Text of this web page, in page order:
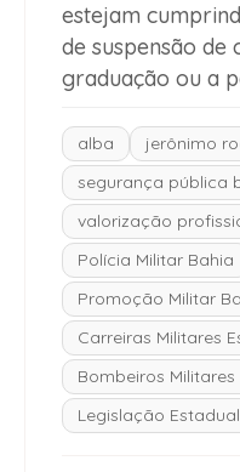
estejam
de suspensão de
graduação ou a
alba
jerônimo
segurança pública
valorização
Polícia Militar Bahia
Promoção Militar
Carreiras Militares
Bombeiros Militares
Legislação Estadual